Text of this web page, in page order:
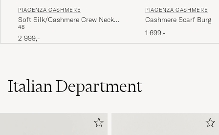
PIACENZA CASHMERE
Soft Silk/Cashmere Crew Neck
Sky Blue
48
2 999,-
PIACENZA CASHMERE
Cashmere Scarf
1 699,-
Italian Department